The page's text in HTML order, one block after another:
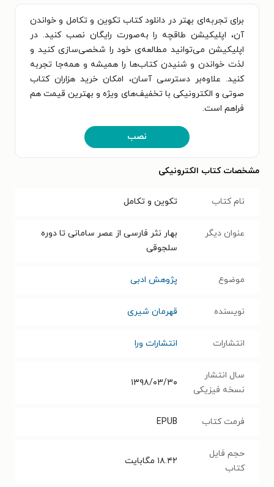
برای تجربه‌ای بهتر در دانلود کتاب تکوین و تکامل و خواندن
آن، اپلیکیشن طاقچه را به‌صورت رایگان نصب کنید. در
اپلیکیشن می‌توانید مطالعه‌ی خود را شخصی‌سازی کنید و
لذت خواندن و شنیدن کتاب‌ها را همیشه و همه‌جا تجربه
کنید. علاوه‌بر دسترسی آسان، امکان خرید هزاران کتاب
صوتی و الکترونیکی با تخفیف‌های ویژه و بهترین قیمت هم
فراهم است.
نصب
مشخصات کتاب الکترونیکی
نام کتاب تکوین و تکامل
عنوان دیگر
بهار نثر فارسی از عصر سامانی تا دوره
سلجوقی
موضوع پژوهش ادبی
نویسنده قهرمان شیری
انتشارات انتشارات ورا
سال انتشار
نسخه فیزیکی
۱۳۹۸/۰۳/۳۰
فرمت کتاب EPUB
حجم فایل
کتاب
۱۸.۴۲ مگابایت